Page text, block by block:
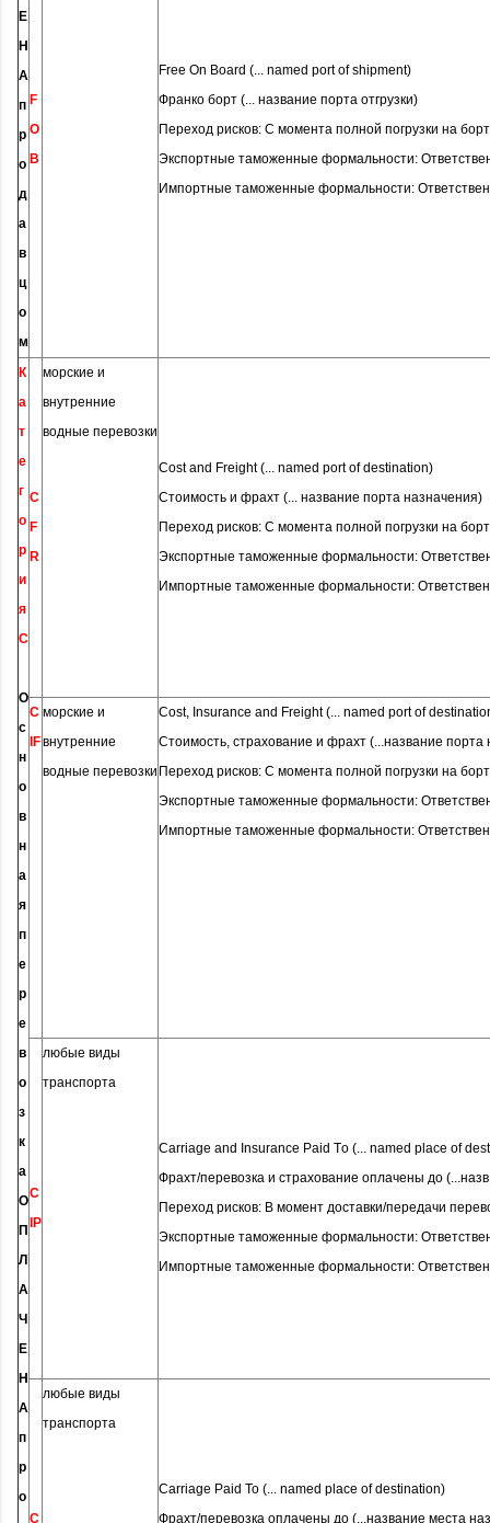
Е
Н
А
п
р
о
д
а
в
ц
о
м
F
O
B
Free On Board (... named port of shipment)
Франко борт (... название порта отгрузки)
Переход рисков: С момента полной погрузки на
Экспортные таможенные формальности:
Импортные таможенные формальности:
К
а
т
е
г
о
р
и
я
C
О
с
н
о
в
н
а
я
п
е
р
е
в
о
з
к
а
О
П
Л
А
Ч
Е
Н
А
п
р
о
C
F
R
морские и
внутренние
водные перевозки
Cost and Freight (... named port of destination)
Стоимость и фрахт (... название порта назначения)
Переход рисков: С момента полной погрузки на
Экспортные таможенные формальности:
Импортные таможенные формальности:
C
IF
морские и
внутренние
водные перевозки
Cost, Insurance and Freight (... named port of
Стоимость, страхование и фрахт (...название порта
Переход рисков: С момента полной погрузки на
Экспортные таможенные формальности:
Импортные таможенные формальности:
C
IP
любые виды
транспорта
Carriage and Insurance Paid Тo (... named place of
Фрахт/перевозка и страхование оплачены до
Переход рисков: В момент доставки/передачи
Экспортные таможенные формальности:
Импортные таможенные формальности:
C
любые виды
транспорта
Carriage Paid To (... named place of destination)
Фрахт/перевозка оплачены до (...название места